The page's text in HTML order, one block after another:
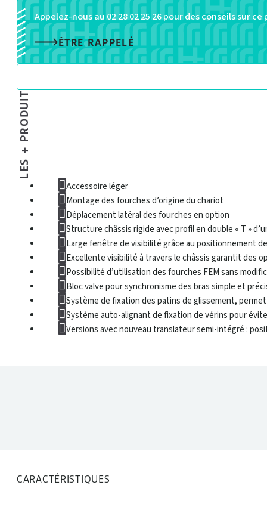
classe
II,
III
et
Appelez-nous au 02 28 02 25 26 pour des conseils sur
ÊTRE RAPPELÉ
LES + PRODUIT
Accessoire léger
Montage des fourches d’origine du chariot
Déplacement latéral des fourches en option
Structure châssis rigide avec profil en double « T »
Large fenêtre de visibilité grâce au positionnement
Excellente visibilité à travers le châssis garantit des
Possibilité d’utilisation des fourches FEM sans
Bloc valve pour synchronisme des bras simple et
Système de fixation des patins de glissement,
Système auto-alignant de fixation de vérins pour
Versions avec nouveau translateur semi-intégré :
CARACTÉRISTIQUES